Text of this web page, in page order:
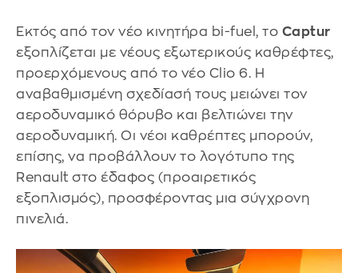
Εκτός από τον νέο κινητήρα bi-fuel, το Captur
εξοπλίζεται με νέους εξωτερικούς καθρέφτες,
προερχόμενους από το νέο Clio 6. Η
αναβαθμισμένη σχεδίασή τους μειώνει τον
αεροδυναμικό θόρυβο και βελτιώνει την
αεροδυναμική. Οι νέοι καθρέπτες μπορούν,
επίσης, να προβάλλουν το λογότυπο της
Renault στο έδαφος (προαιρετικός
εξοπλισμός), προσφέροντας μια σύγχρονη
πινελιά.